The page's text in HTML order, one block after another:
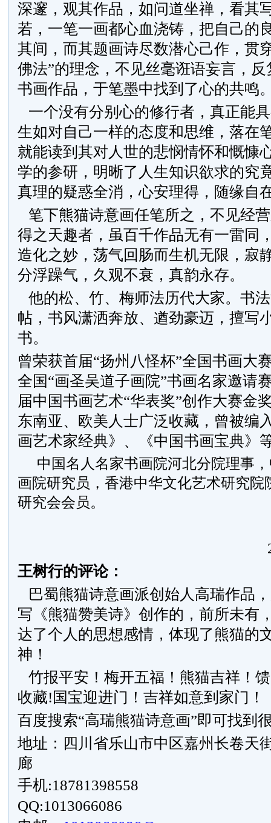
深邃，观其作品，如问道坐禅，看其
若，一笔一画都心血浇铸，把自己的
其间，而其题画诗尽数潜心己作，贯
佛法”的理念，不见丝毫诳语妄言，
书画作品，于笔墨中找到了心的共鸣
一个没有分别心的修行者，真正能
生如对自己一样的态度和思维，落在
就能读到其对人世的悲悯情怀和慨慷
学的参研，明晰了人生知识欲求的究
真理的疑惑全消，心安理得，随缘自
笔下熊猫诗意画任笔所之，不见经
得之天趣者，虽百千作品无有一雷同
造化之妙，荡气回肠而生机无限，寂
分浮躁气，久观不衰，真韵永存。
他的松、竹、梅师法历代大家。书
帖，书风潇洒奔放、遒劲豪迈，擅写
书。
曾荣获首届“扬州八怪杯”全国书画大
全国“画圣吴道子画院”书画名家邀请
届中国书画艺术“华表奖”创作大赛金
东南亚、欧美人士广泛收藏，曾被编
画艺术家经典》、《中国书画宝典》
中国名人名家书画院河北分院理事
画院研究员，香港中华文化艺术研究院
研究会会员。
王树行的评论：
巴蜀熊猫诗意画派创始人高瑞作品
写《熊猫赞美诗》创作的，前所未有
达了个人的思想感情，体现了熊猫的
神！
竹报平安！梅开五福！熊猫吉祥！
收藏!国宝迎进门！吉祥如意到家门！
百度搜索“高瑞熊猫诗意画”即可找到
地址：四川省乐山市中区嘉州长卷天
廊
手机:18781398558
QQ:1013066086